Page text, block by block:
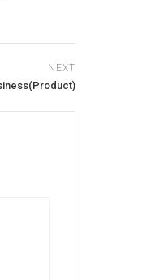
NEXT